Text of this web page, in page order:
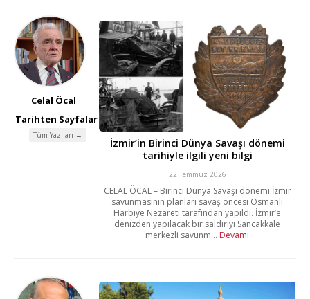
Celal Öcal
Tarihten Sayfalar
Tüm Yazıları →
İzmir’in Birinci Dünya Savaşı dönemi
tarihiyle ilgili yeni bilgi
22 Temmuz 2026
CELAL ÖCAL – Birinci Dünya Savaşı dönemi İzmir
savunmasının planları savaş öncesi Osmanlı
Harbiye Nezareti tarafından yapıldı. İzmir’e
denizden yapılacak bir saldırıyı Sancakkale
merkezli savunm... Devamı